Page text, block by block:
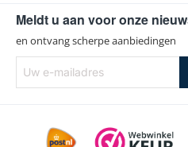
Meldt u aan voor onze
en ontvang scherpe aanbiedingen
e-
mailadres